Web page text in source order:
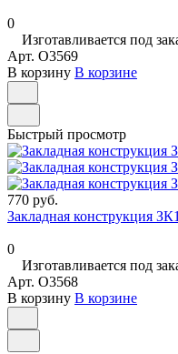
0
Изготавливается под
Арт. O3569
В корзину В корзине
Быстрый просмотр
770 руб.
Закладная конструкция
0
Изготавливается под
Арт. O3568
В корзину В корзине